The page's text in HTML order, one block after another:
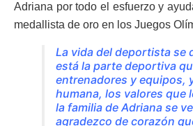
Adriana por todo el esfuerzo y
medallista de oro en los Juegos
La vida del deportista se
está la parte deportiva
entrenadores y equipos,
humana, los valores que
la familia de Adriana se
agradezco de corazón